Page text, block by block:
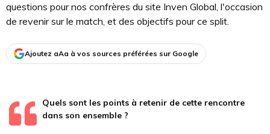
questions pour nos confrères du site Inven Global, l'occasion
de revenir sur le match, et des objectifs pour ce split.
Ajoutez aAa à vos sources préférées sur Google
Quels sont les points à retenir de cette rencontre
dans son ensemble ?